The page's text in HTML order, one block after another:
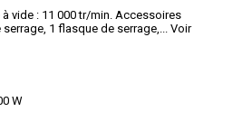
à vide : 11 000 tr/min. Accessoires
1 flasque de serrage,...
Voir
W